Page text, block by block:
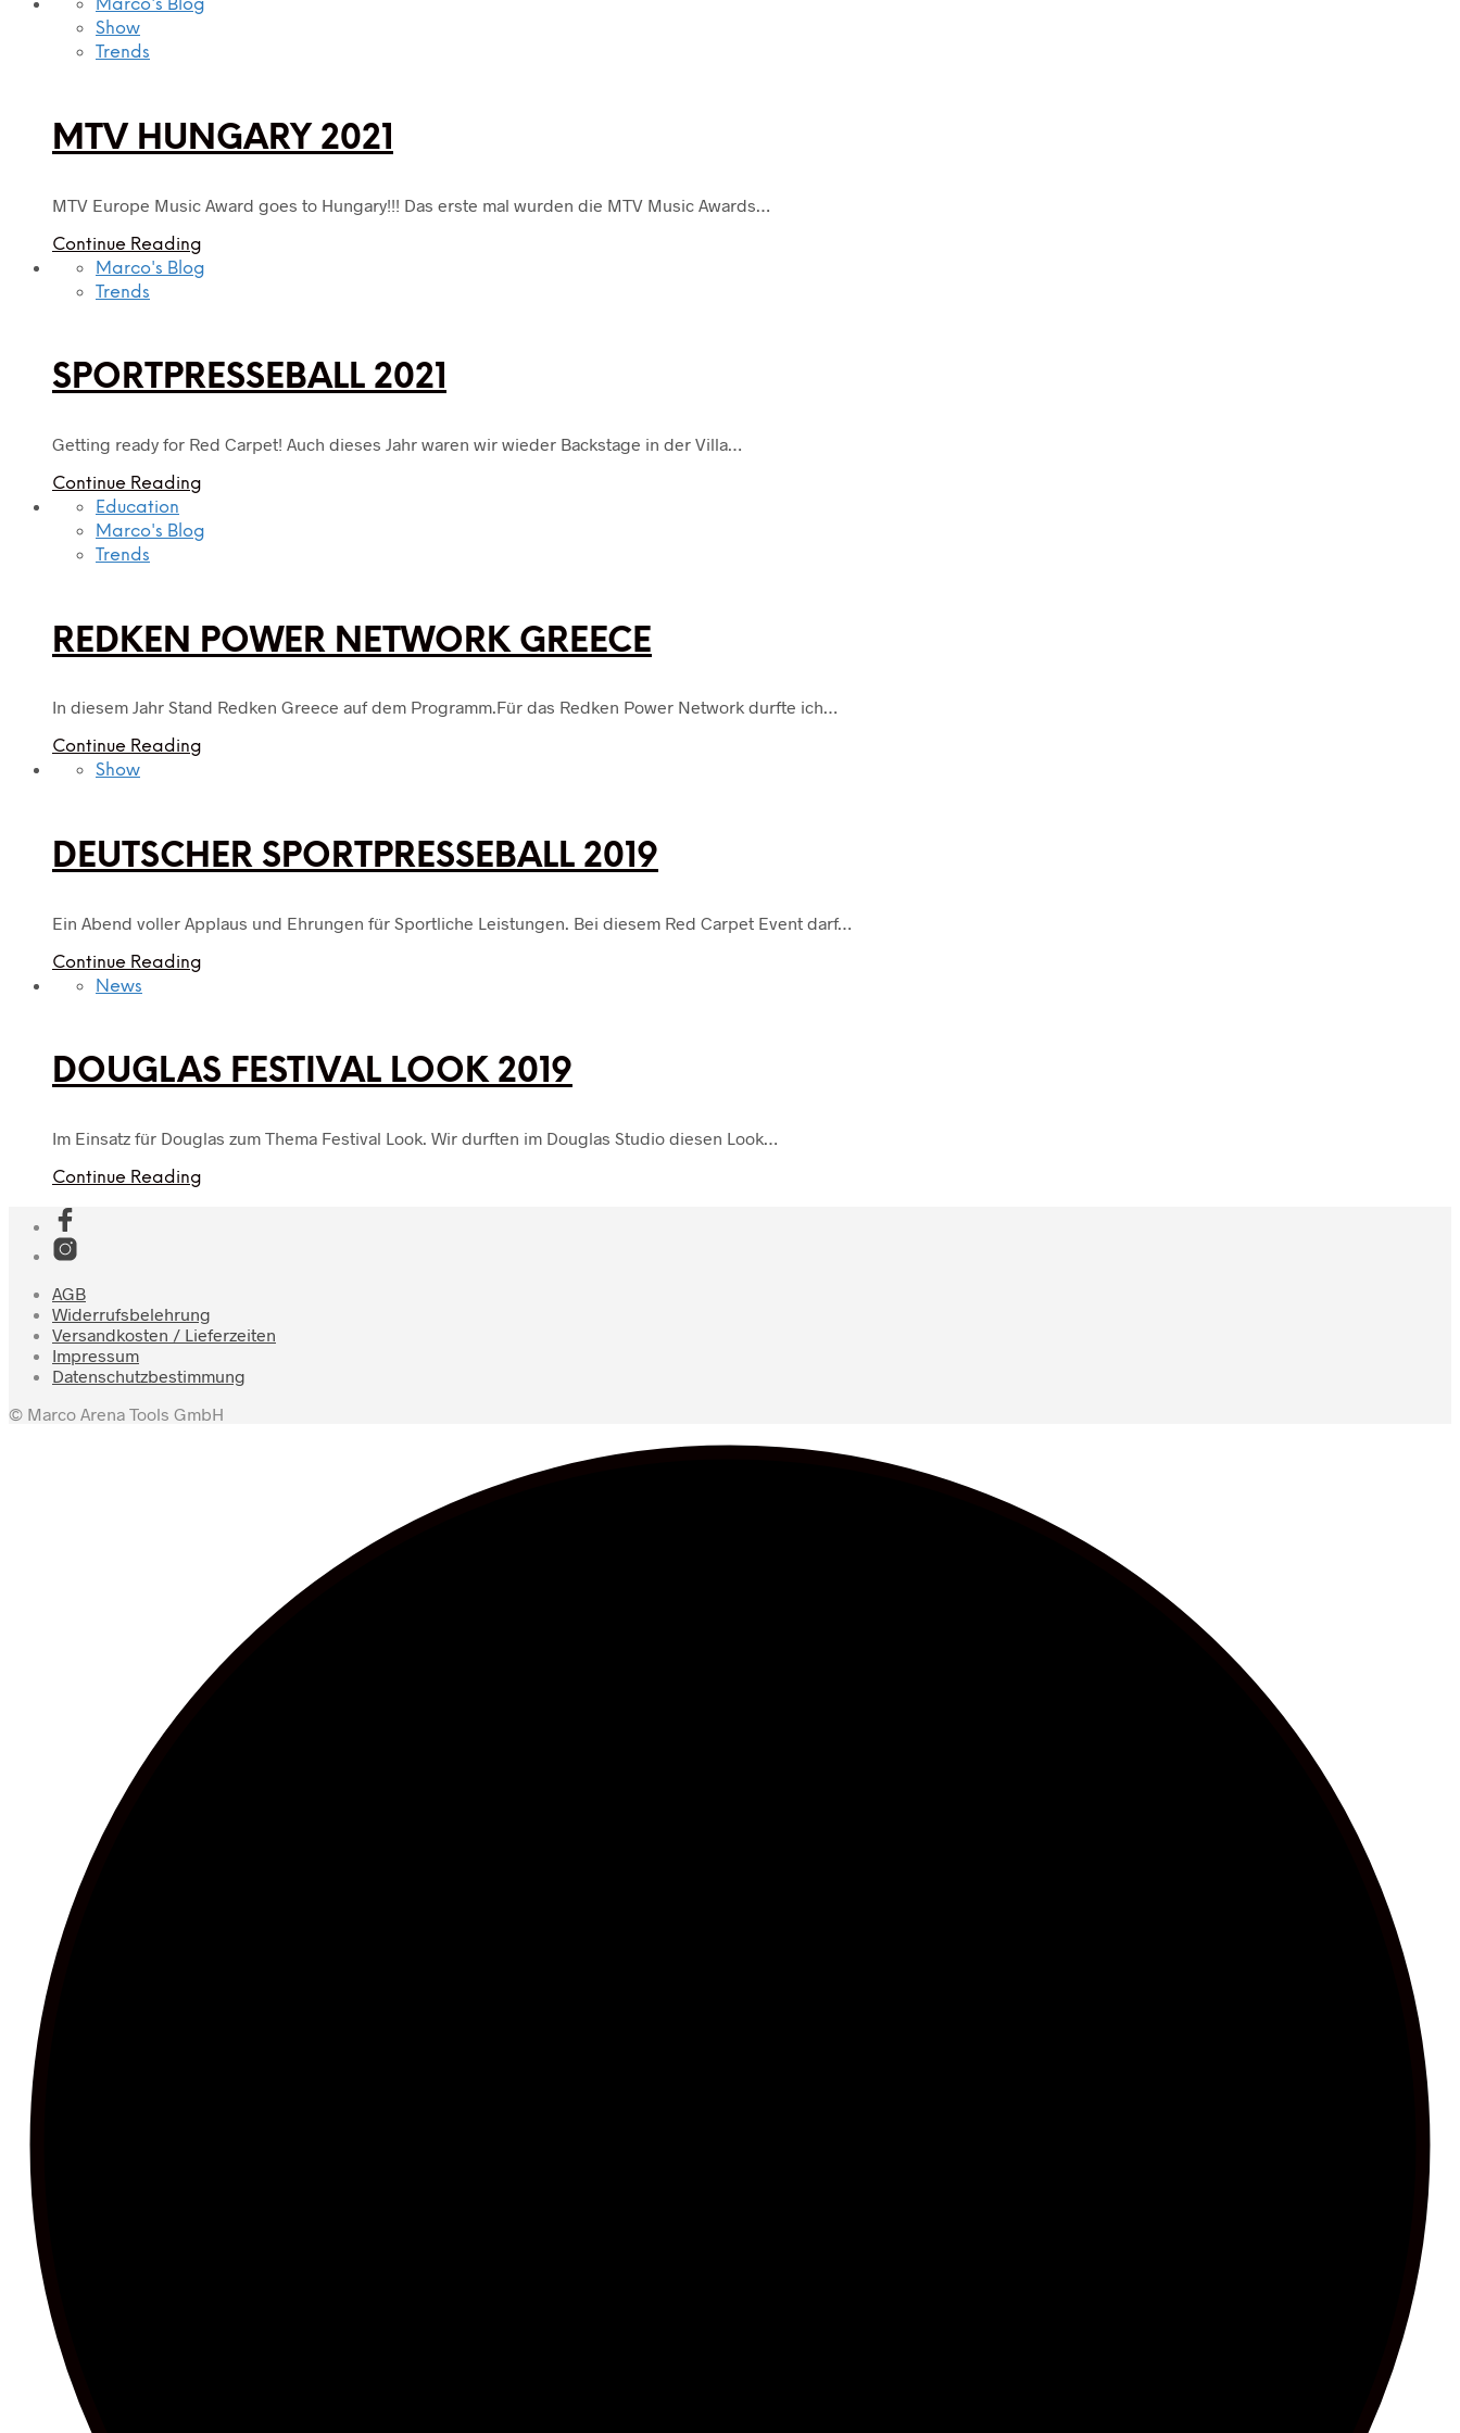
Marco's Blog
Show
Trends
MTV HUNGARY 2021
MTV Europe Music Award goes to Hungary!!! Das erste mal wurden die MTV Music Awards…
Continue Reading
Marco's Blog
Trends
SPORTPRESSEBALL 2021
Getting ready for Red Carpet! Auch dieses Jahr waren wir wieder Backstage in der Villa…
Continue Reading
Education
Marco's Blog
Trends
REDKEN POWER NETWORK GREECE
In diesem Jahr Stand Redken Greece auf dem Programm.Für das Redken Power Network durfte ich…
Continue Reading
Show
DEUTSCHER SPORTPRESSEBALL 2019
Ein Abend voller Applaus und Ehrungen für Sportliche Leistungen. Bei diesem Red Carpet Event darf…
Continue Reading
News
DOUGLAS FESTIVAL LOOK 2019
Im Einsatz für Douglas zum Thema Festival Look. Wir durften im Douglas Studio diesen Look…
Continue Reading
AGB
Widerrufsbelehrung
Versandkosten / Lieferzeiten
Impressum
Datenschutzbestimmung
© Marco Arena Tools GmbH